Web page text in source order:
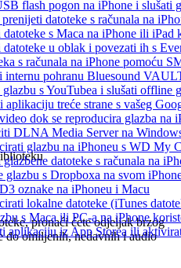
flash pogon na iPhone i slušati
datoteke s računala na
s Maca na iPhone ili iPad
u oblak i povezati ih s
s računala na iPhone pomoću
internu pohranu Bluesound
s YouTubea i slušati offline
treće strane s vašeg
dok se reproducira glazba na
DLNA Media Server na
glazbu na iPhoneu s WD My
datoteke s računala na
glazbu s Dropboxa na svom
oznake na iPhoneu i Macu
lokalne datoteke (iTunes
s Maca ili PC-a na iPhone
aplikaciju iz App Storea ili
pronaći ćete odjeljak brzog
do omiljenih, nedavnih i audio